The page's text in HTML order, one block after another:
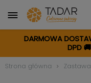
DARMOWA
DPD🚚
Strona główna